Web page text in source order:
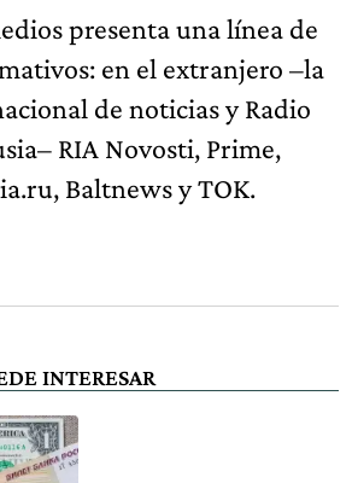
presenta una línea de
en el extranjero –la
de noticias y Radio
RIA Novosti, Prime,
Baltnews y TOK.
INTERESAR